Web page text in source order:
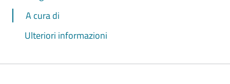
A cura di
Ulteriori informazioni